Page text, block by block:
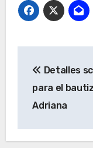
de
entradas
Detalles
para el
Adriana